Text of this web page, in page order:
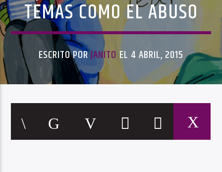
TEMAS COMO EL ABUSO
ESCRITO PORJANITO EL 4 ABRIL, 2015